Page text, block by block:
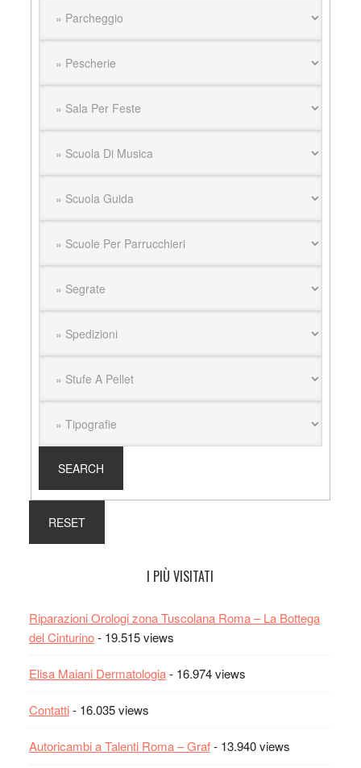
I PIÙ VISITATI
Riparazioni Orologi zona Tuscolana Roma – La Bottega
del Cinturino- 19.515 views
Elisa Maiani Dermatologia- 16.974 views
Contatti- 16.035 views
Autoricambi a Talenti Roma – Graf- 13.940 views